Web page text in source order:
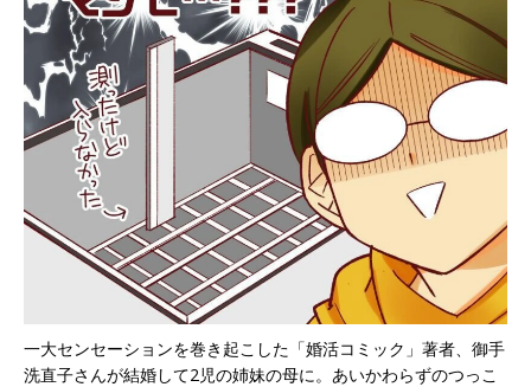
一大センセーションを巻き起こした「婚活コミック」著者、御手
洗直子さんが結婚して2児の姉妹の母に。あいかわらずのつっこ